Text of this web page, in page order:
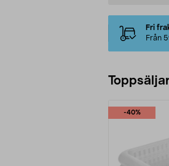
Fri
Från
-40%